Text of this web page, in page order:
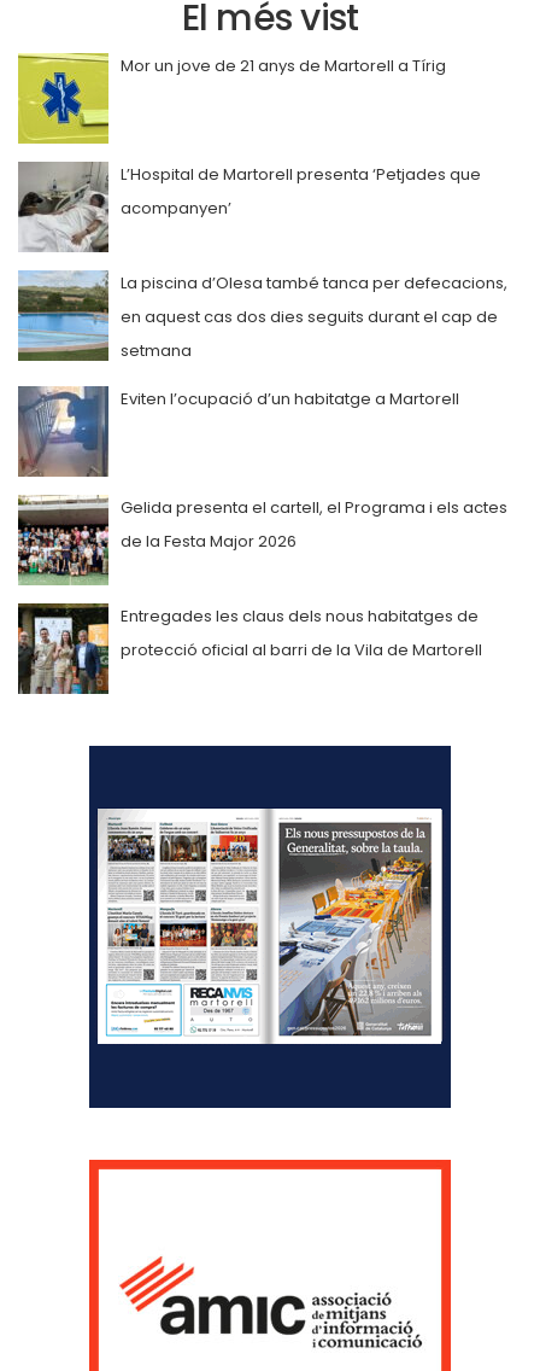
El més vist
Mor un jove de 21 anys de Martorell a Tírig
L’Hospital de Martorell presenta ‘Petjades que
acompanyen’
La piscina d’Olesa també tanca per defecacions,
en aquest cas dos dies seguits durant el cap de
setmana
Eviten l’ocupació d’un habitatge a Martorell
Gelida presenta el cartell, el Programa i els actes
de la Festa Major 2026
Entregades les claus dels nous habitatges de
protecció oficial al barri de la Vila de Martorell